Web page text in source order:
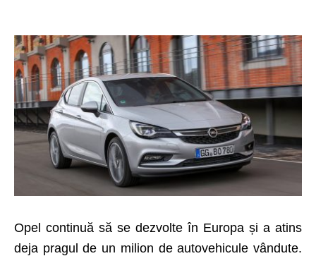
Opel continuă să se dezvolte în Europa și a atins
deja pragul de un milion de autovehicule vândute.